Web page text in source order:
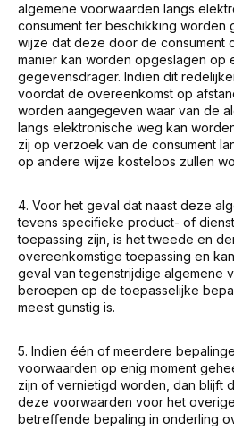
algemene voorwaarden langs
consument ter beschikking worden
wijze dat deze door de consument
manier kan worden opgeslagen op
gegevensdrager. Indien dit
voordat de overeenkomst op
worden aangegeven waar van de
langs elektronische weg kan
zij op verzoek van de consument
op andere wijze kosteloos zullen
4. Voor het geval dat naast deze
tevens specifieke product- of
toepassing zijn, is het tweede en
overeenkomstige toepassing en
geval van tegenstrijdige algemene
beroepen op de toepasselijke
meest gunstig is.
5. Indien één of meerdere
voorwaarden op enig moment
zijn of vernietigd worden, dan blijft
deze voorwaarden voor het
betreﬀende bepaling in onderling